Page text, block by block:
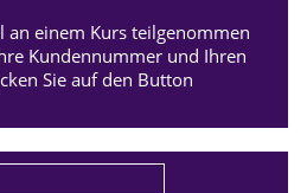
an einem Kurs teilgenommen
Kundennummer und Ihren
Sie auf den Button